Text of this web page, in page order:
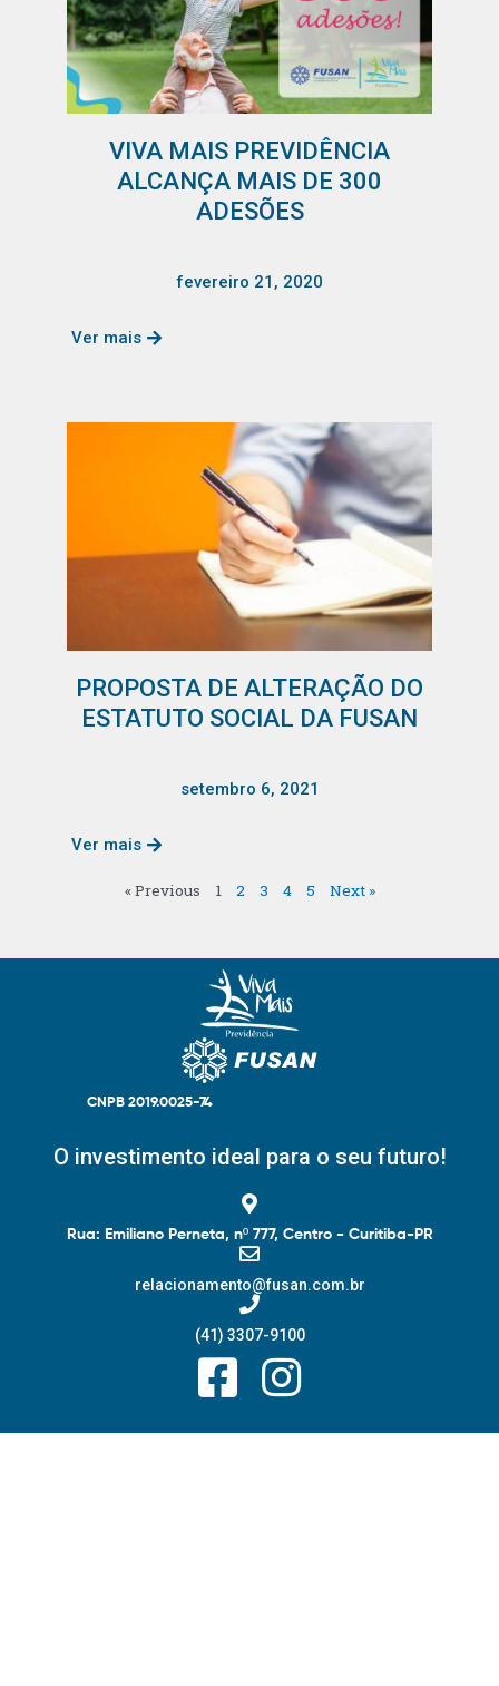
VIVA MAIS PREVIDÊNCIA
ALCANÇA MAIS DE 300
ADESÕES
fevereiro 21, 2020
Ver mais
PROPOSTA DE ALTERAÇÃO DO
ESTATUTO SOCIAL DA FUSAN
setembro 6, 2021
Ver mais
« Previous 1 2 3 4 5 Next »
CNPB 2019.0025-74
O investimento ideal para o seu futuro!
Rua: Emiliano Perneta, nº 777, Centro - Curitiba-PR
relacionamento@fusan.com.br
(41) 3307-9100
F
a
I
n